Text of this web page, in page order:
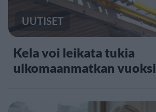
UUTISET
Kela voi leikata tukia
ulkomaanmatkan vuoksi